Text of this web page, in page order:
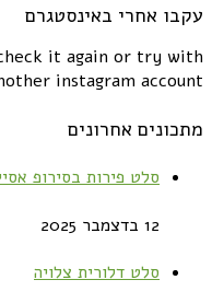
עקבו אחרי באינסטגרם
it again or try with
instagram account.
מתכונים אחרונים
סלט פירות בסירופ
12 בדצמבר 2025
סלט דלורית צלויה